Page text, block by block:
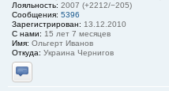
Лояльность: 2007 (+2212/−205)
Сообщения: 5396
Зарегистрирован: 13.12.2010
С нами: 15 лет 7 месяцев
Имя: Ольгерт Иванов
Откуда: Украина Чернигов
Отправить личное